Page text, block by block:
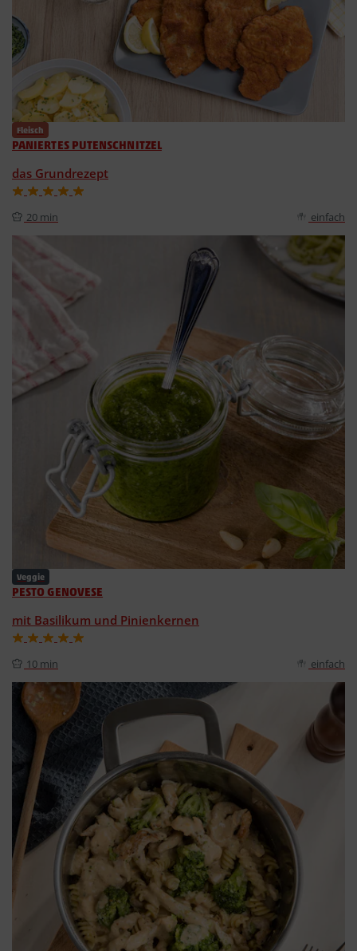
Fleisch
PANIERTES PUTENSCHNITZEL
das Grundrezept
20 min einfach
Veggie
PESTO GENOVESE
mit Basilikum und Pinienkernen
10 min einfach